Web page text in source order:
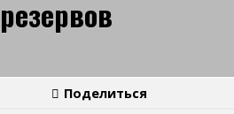
резервов
Поделиться